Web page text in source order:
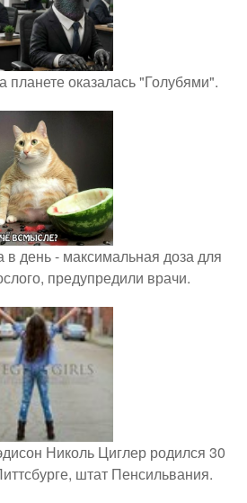
оказалась "Голубями".
в день - максимальная доза для
предупредили врачи.
Николь Циглер родился 30
штат Пенсильвания.